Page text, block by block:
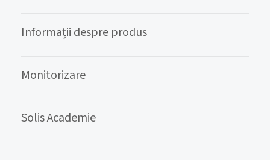
Informații despre produs
Monitorizare
Solis Academie